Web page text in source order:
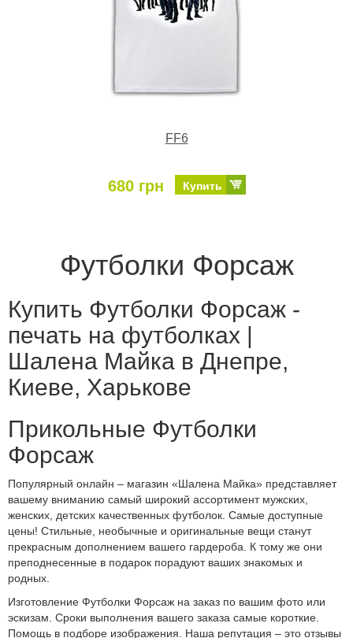
FF6
680 грн Купить
Футболки Форсаж
Купить Футболки Форсаж -
печать на футболках |
Шалена Майка в Днепре,
Киеве, Харькове
Прикольные Футболки
Форсаж
Популярный онлайн – магазин «Шалена Майка» представляет
вашему вниманию самый широкий ассортимент мужских,
женских, детских качественных футболок. Самые доступные
цены! Стильные, необычные и оригинальные вещи станут
прекрасным дополнением вашего гардероба. К тому же они
преподнесенные в подарок порадуют ваших знакомых и
родных.
Изготовление Футболки Форсаж на заказ по вашим фото или
эскизам. Сроки выполнения вашего заказа самые короткие.
Помощь в подборе изображения. Наша репутация – это отзывы